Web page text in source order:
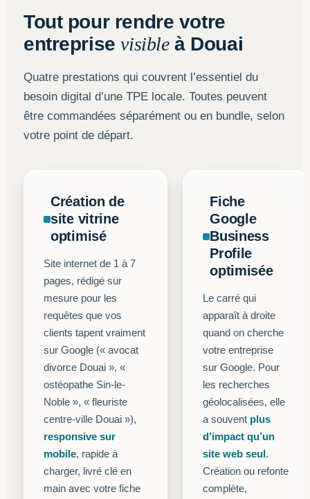
Tout pour rendre votre
entreprisevisibleà Douai
Quatre prestations qui couvrent l’essentiel du
besoin digital d’une TPE locale. Toutes peuvent
être commandées séparément ou en bundle, selon
votre point de départ.
Création de
site vitrine
optimisé
Site internet de 1 à 7
pages, rédigé sur
mesure pour les
requêtes que vos
clients tapent vraiment
sur Google (« avocat
divorce Douai », «
ostéopathe Sin-le-
Noble », « fleuriste
centre-ville Douai »),
responsive sur
mobile, rapide à
charger, livré clé en
main avec votre fiche
Fiche
Google
Business
Profile
optimisée
Le carré qui
apparaît à droite
quand on cherche
votre entreprise
sur Google. Pour
les recherches
géolocalisées, elle
a souvent plus
d’impact qu’un
site web seul.
Création ou refonte
complète,